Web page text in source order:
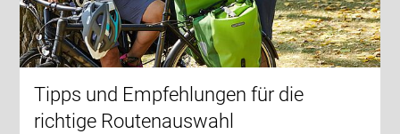
Tipps und Empfehlungen für die
richtige Routenauswahl